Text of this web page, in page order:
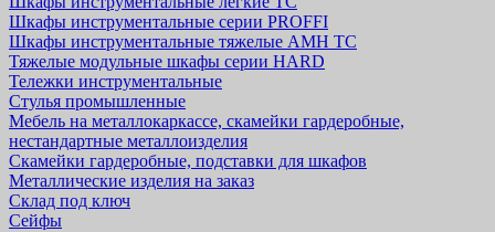
Шкафы инструментальные серии PROFFI
Шкафы инструментальные тяжелые AMH TC
Тяжелые модульные шкафы серии HARD
Тележки инструментальные
Стулья промышленные
Мебель на металлокаркассе, скамейки гардеробные,
нестандартные металлоизделия
Скамейки гардеробные, подставки для шкафов
Металлические изделия на заказ
Склад под ключ
Сейфы